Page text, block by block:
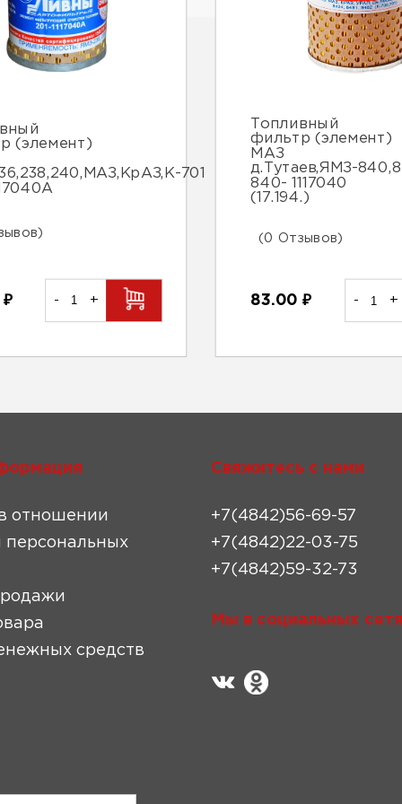
(элемент)
701
₽ - +
Топливный
фильтр (элемент)
МАЗ
д.Тутаев,ЯМЗ-
840- 1117040
(17.194.)
(0 Отзывов)
83.00 ₽ - +
отношении
персональных
средств
Свяжитесь с нами
+7(4842)56-69-57
+7(4842)22-03-75
+7(4842)59-32-73
Мы в социальных